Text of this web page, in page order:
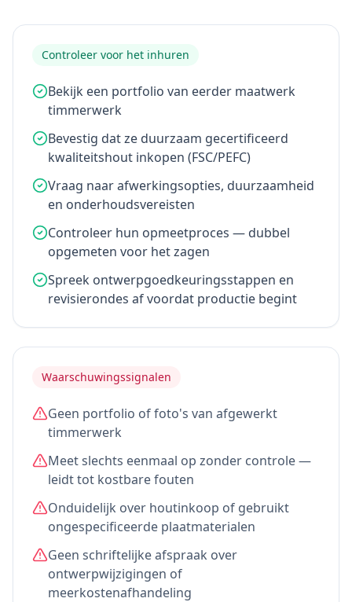
Controleer voor het inhuren
Bekijk een portfolio van eerder maatwerk
timmerwerk
Bevestig dat ze duurzaam gecertificeerd
kwaliteitshout inkopen (FSC/PEFC)
Vraag naar afwerkingsopties, duurzaamheid
en onderhoudsvereisten
Controleer hun opmeetproces — dubbel
opgemeten voor het zagen
Spreek ontwerpgoedkeuringsstappen en
revisierondes af voordat productie begint
Waarschuwingssignalen
Geen portfolio of foto's van afgewerkt
timmerwerk
Meet slechts eenmaal op zonder controle —
leidt tot kostbare fouten
Onduidelijk over houtinkoop of gebruikt
ongespecificeerde plaatmaterialen
Geen schriftelijke afspraak over
ontwerpwijzigingen of
meerkostenafhandeling